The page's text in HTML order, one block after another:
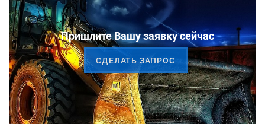
Пришлите Вашу заявку сейчас
CДЕЛАТЬ ЗАПРОС